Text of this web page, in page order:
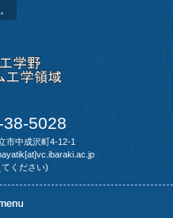
5028
市中成沢町4-12-1
ください)